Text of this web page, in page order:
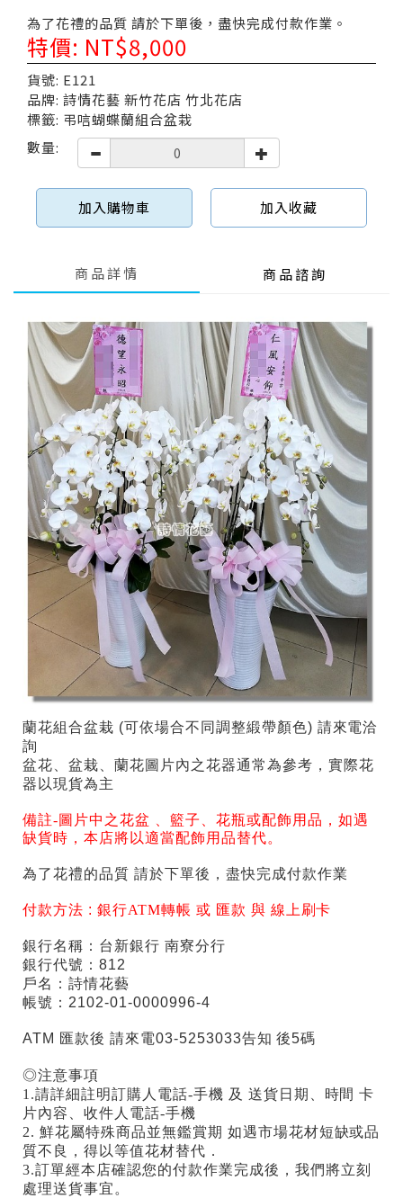
為了花禮的品質 請於下單後，盡快完成付款作業。
特價: NT$8,000
貨號: E121
品牌: 詩情花藝 新竹花店 竹北花店
標籤: 弔唁蝴蝶蘭組合盆栽
數量:
加入購物車 加入收藏
商品詳情 商品諮詢
蘭花組合盆栽 (可依場合不同調整緞帶顏色) 請來電洽
詢
盆花、盆栽、蘭花圖片內之花器通常為參考，實際花
器以現貨為主
備註-圖片中之花盆 、籃子、花瓶或配飾用品，如遇
缺貨時，本店將以適當配飾用品替代。
為了花禮的品質 請於下單後，盡快完成付款作業
付款方法 :銀行ATM轉帳 或 匯款 與 線上刷卡
銀行名稱：台新銀行 南寮分行
銀行代號：812
戶名：詩情花藝
帳號：2102-01-0000996-4
ATM 匯款後 請來電03-5253033告知 後5碼
◎注意事項
1.請詳細註明訂購人電話-手機 及 送貨日期、時間 卡
片內容、收件人電話-手機
2. 鮮花屬特殊商品並無鑑賞期 如遇市場花材短缺或品
質不良，得以等值花材替代．
3.訂單經本店確認您的付款作業完成後，我們將立刻
處理送貨事宜。